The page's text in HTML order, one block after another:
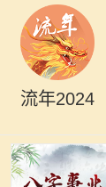
流年2024